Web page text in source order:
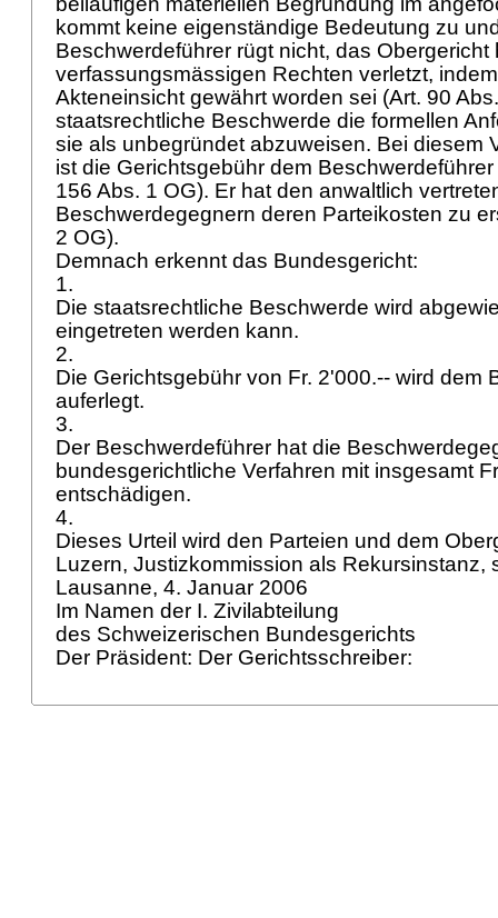
kommt keine eigenständige Bedeutung zu
Beschwerdeführer rügt nicht, das
verfassungsmässigen Rechten verletzt,
Akteneinsicht gewährt worden sei (Art. 90
staatsrechtliche Beschwerde die formellen
sie als unbegründet abzuweisen. Bei diesem
ist die Gerichtsgebühr dem
156 Abs. 1 OG). Er hat den anwaltlich
Beschwerdegegnern deren Parteikosten zu
2 OG).
Demnach erkennt das Bundesgericht:
1.
Die staatsrechtliche Beschwerde wird
eingetreten werden kann.
2.
Die Gerichtsgebühr von Fr. 2'000.-- wird dem
auferlegt.
3.
Der Beschwerdeführer hat die
bundesgerichtliche Verfahren mit insgesamt
entschädigen.
4.
Dieses Urteil wird den Parteien und dem
Luzern, Justizkommission als Rekursinstanz,
Lausanne, 4. Januar 2006
Im Namen der I. Zivilabteilung
des Schweizerischen Bundesgerichts
Der Präsident: Der Gerichtsschreiber: